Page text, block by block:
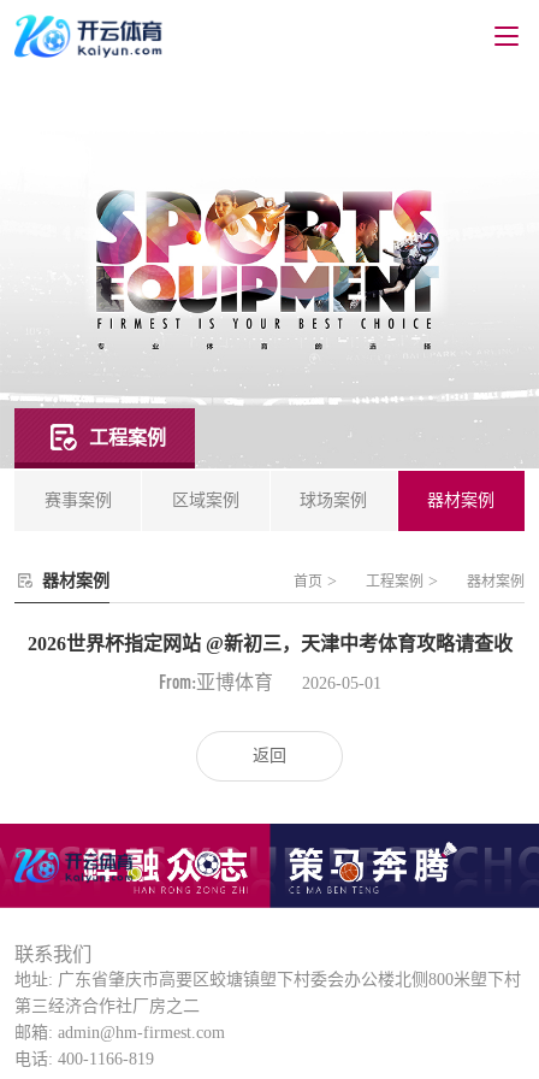
工程案例
赛事案例 区域案例 球场案例 器材案例
器材案例 首页 > 工程案例 > 器材案例
2026世界杯指定网站 @新初三，天津中考体育攻略请查收
From:亚博体育 2026-05-01
返回
联系我们
地址: 广东省肇庆市高要区蛟塘镇塱下村委会办公楼北侧800米塱下村
第三经济合作社厂房之二
邮箱: admin@hm-firmest.com
电话: 400-1166-819